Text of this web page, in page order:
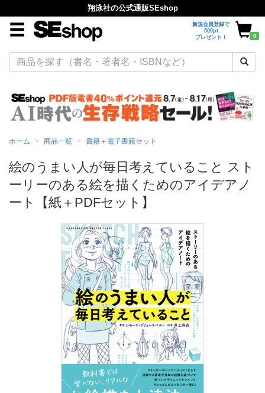
翔泳社の公式通販SEshop
新規会員登録で
500pt
プレゼント！
0
ホーム 商品一覧 書籍＋電子書籍セット
絵のうまい人が毎日考えていること スト
ーリーのある絵を描くためのアイデアノ
ート【紙＋PDFセット】